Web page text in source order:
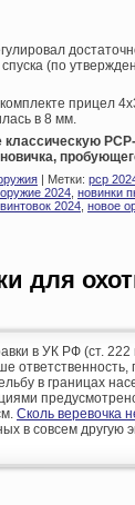
(по
прицел
в 8 мм.
| Метки: pcp
2024 новинки
2024 новое
для
в УК РФ (ст.
в границах
Сколь веревочка
в совсем другую